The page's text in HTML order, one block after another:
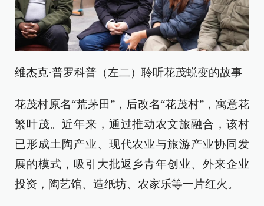
维杰克·普罗科普（左二）聆听花茂蜕变的故事
花茂村原名“荒茅田”，后改名“花茂村”，寓意花
繁叶茂。近年来，通过推动农文旅融合，该村
已形成土陶产业、现代农业与旅游产业协同发
展的模式，吸引大批返乡青年创业、外来企业
投资，陶艺馆、造纸坊、农家乐等一片红火。